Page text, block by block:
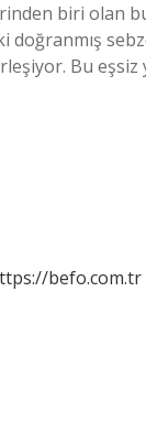
biri olan
doğranmış
Bu
befo.com.tr